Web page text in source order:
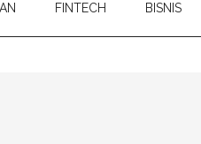
FINTECH BISNIS